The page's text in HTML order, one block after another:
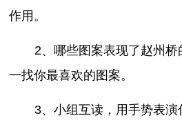
作用。
2、哪些图案表现了赵州
一找你最喜欢的图案。
3、小组互读，用手势表演